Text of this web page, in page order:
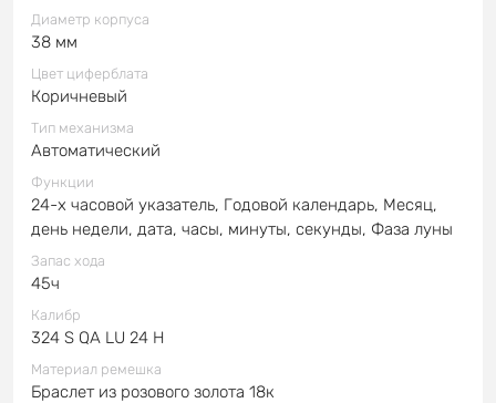
Диаметр корпуса
38 мм
Цвет циферблата
Коричневый
Тип механизма
Автоматический
Функции
24-х часовой указатель, Годовой календарь, Месяц,
день недели, дата, часы, минуты, секунды, Фаза луны
Запас хода
45ч
Калибр
324 S QA LU 24 H
Материал ремешка
Браслет из розового золота 18к